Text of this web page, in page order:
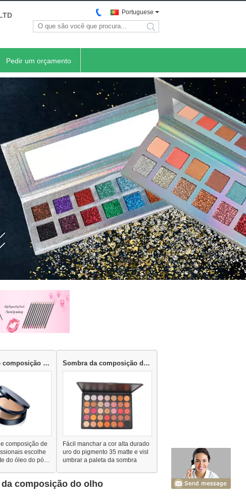
Portuguese
search
Pedir um orçamento
Produtos de composição de contorno
composição de
escolhe
do óleo do pó p
Sombra da composição do olho
Fácil manchar a cor alta durado
uro do pigmento 35 matte e visl
umbrar a paleta da sombra
composição do olho